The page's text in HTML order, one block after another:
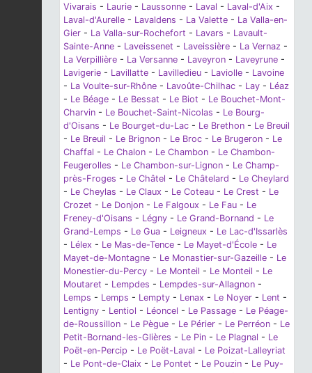
Vivarais - Laurie - Laussonne - Laval - Laval-d'Aix -
Laval-d'Aurelle - Lavaldens - La Valette - La Valla-en-
Gier - La Valla-sur-Rochefort - Lavars - Lavault-
Sainte-Anne - Laveissenet - Laveissière - La Vernaz -
La Verpillière - La Versanne - Laveyron - Laveyrune -
Lavigerie - Lavillatte - Lavilledieu - Laviolle - Lavoine
- La Voulte-sur-Rhône - Lavoûte-Chilhac - Lay - Léaz
- Le Béage - Le Bessat - Le Biot - Le Bouchet-Mont-
Charvin - Le Bouchet-Saint-Nicolas - Le Bourg-
d'Oisans - Le Bourget-du-Lac - Le Brethon - Le Breuil
- Le Breuil - Le Brignon - Le Broc - Le Brugeron - Le
Chaffal - Le Chalon - Le Chambon - Le Chambon-
Feugerolles - Le Chambon-sur-Lignon - Le Champ-
près-Froges - Le Châtel - Le Châtelard - Le Cheylard
- Le Cheylas - Le Claux - Le Coteau - Le Crest - Le
Crozet - Le Donjon - Le Falgoux - Le Fau - Le
Freney-d'Oisans - Légny - Le Grand-Bornand - Le
Grand-Lemps - Le Gua - Leigneux - Le Lac-d'Issarlès
- Lélex - Le Mas-de-Tence - Le Mayet-d'École - Le
Mayet-de-Montagne - Le Monastier-sur-Gazeille - Le
Monestier-du-Percy - Le Monteil - Le Monteil - Le
Moutaret - Lempdes - Lempdes-sur-Allagnon -
Lemps - Lemps - Lempty - Lenax - Le Noyer - Lent -
Lentigny - Lentiol - Léoncel - Le Passage - Le Péage-
de-Roussillon - Le Pègue - Le Périer - Le Perréon - Le
Petit-Bornand-les-Glières - Le Pin - Le Plagnal - Le
Poët-en-Percip - Le Poët-Laval - Le Poizat-Lalleyriat
- Le Pont-de-Claix - Le Pontet - Le Pouzin - Le Puy-